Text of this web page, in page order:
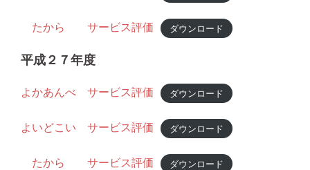
たから サービス評価 ダウンロード
平成２７年度
よかあんべ サービス評価 ダウンロード
よいどこい サービス評価 ダウンロード
たから サービス評価 ダウンロード